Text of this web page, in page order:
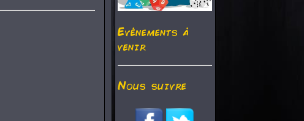
Evénements à
venir
Nous suivre